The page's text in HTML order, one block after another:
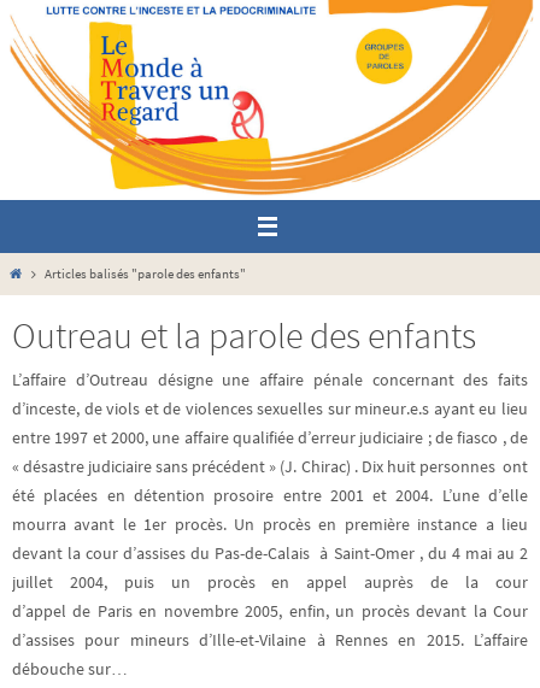
Passer
vers
contenu
HomeArticles balisés "parole des enfants"
Outreau et la parole des enfants
L’affaire d’Outreau désigne une affaire pénale concernant des faits
d’inceste, de viols et de violences sexuelles sur mineur.e.s ayant eu lieu
entre 1997 et 2000, une affaire qualifiée d’erreur judiciaire ; de fiasco , de
« désastre judiciaire sans précédent » (J. Chirac) . Dix huit personnes ont
été placées en détention prosoire entre 2001 et 2004. L’une d’elle
mourra avant le 1er procès. Un procès en première instance a lieu
devant la cour d’assises du Pas-de-Calais à Saint-Omer , du 4 mai au 2
juillet 2004, puis un procès en appel auprès de la cour
d’appel de Paris en novembre 2005, enfin, un procès devant la Cour
d’assises pour mineurs d’Ille-et-Vilaine à Rennes en 2015. L’affaire
débouche sur…